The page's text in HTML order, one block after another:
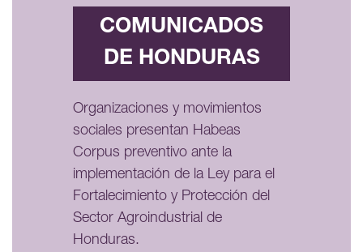
COMUNICADOS
DE HONDURAS
Organizaciones y movimientos
sociales presentan Habeas
Corpus preventivo ante la
implementación de la Ley para el
Fortalecimiento y Protección del
Sector Agroindustrial de
Honduras.